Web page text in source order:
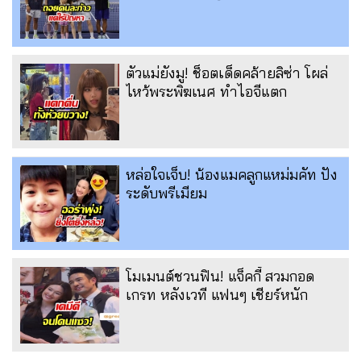
ตัวแม่ยังมู! ช็อตเด็ดคล้ายลิซ่า โผล่
ไหว้พระพิฆเนศ ทำไอจีแตก
หล่อใจเจ็บ! น้องแมคลูกแหม่มคัท ปัง
ระดับพรีเมียม
โมเมนต์ชวนฟิน! แจ็คกี้ สวมกอด
เกรท หลังเวที แฟนๆ เชียร์หนัก